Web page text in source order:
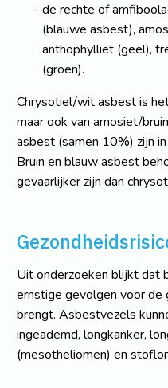
de rechte of
(blauwe asbest),
anthophylliet (geel),
(groen).
Chrysotiel/wit asbest is
maar ook van amosiet/
asbest (samen 10%) zijn
Bruin en blauw asbest
gevaarlijker zijn dan
Uit onderzoeken blijkt dat
ernstige gevolgen voor de
brengt. Asbestvezels
ingeademd, longkanker,
(mesotheliomen) en